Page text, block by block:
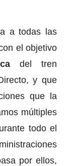
a todas las
el objetivo
del tren
y que
que la
múltiples
todo el
por ellos,